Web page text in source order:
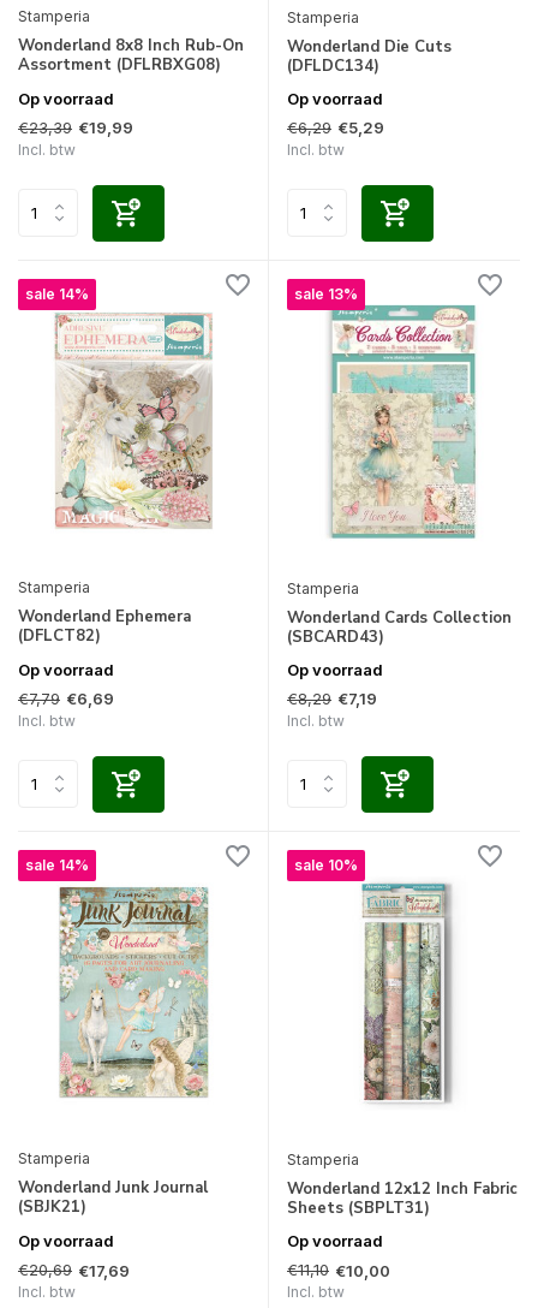
Stamperia
Wonderland 8x8 Inch Rub-On
Assortment (DFLRBXG08)
Op voorraad
€23,39 €19,99
Incl. btw
Stamperia
Wonderland Die Cuts
(DFLDC134)
Op voorraad
€6,29 €5,29
Incl. btw
sale 14%
Stamperia
Wonderland Ephemera
(DFLCT82)
Op voorraad
€7,79 €6,69
Incl. btw
sale 13%
Stamperia
Wonderland Cards Collection
(SBCARD43)
Op voorraad
€8,29 €7,19
Incl. btw
sale 14%
Stamperia
Wonderland Junk Journal
(SBJK21)
Op voorraad
€20,69 €17,69
Incl. btw
sale 10%
Stamperia
Wonderland 12x12 Inch Fabric
Sheets (SBPLT31)
Op voorraad
€11,10 €10,00
Incl. btw